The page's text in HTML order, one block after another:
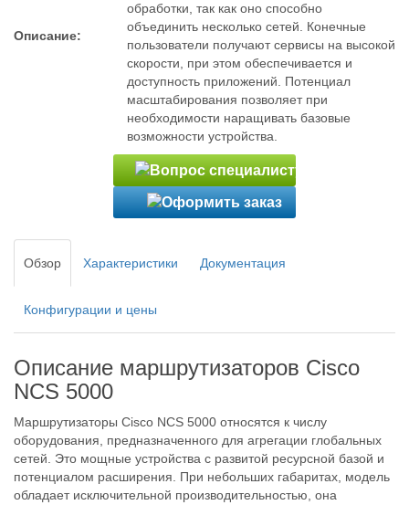
Описание:
обработки, так как оно способно
объединить несколько сетей. Конечные
пользователи получают сервисы на высокой
скорости, при этом обеспечивается и
доступность приложений. Потенциал
масштабирования позволяет при
необходимости наращивать базовые
возможности устройства.
Обзор Характеристики Документация
Конфигурации и цены
Описание маршрутизаторов Cisco
NCS 5000
Маршрутизаторы Cisco NCS 5000 относятся к числу
оборудования, предназначенного для агрегации глобальных
сетей. Это мощные устройства с развитой ресурсной базой и
потенциалом расширения. При небольших габаритах, модель
обладает исключительной производительностью, она